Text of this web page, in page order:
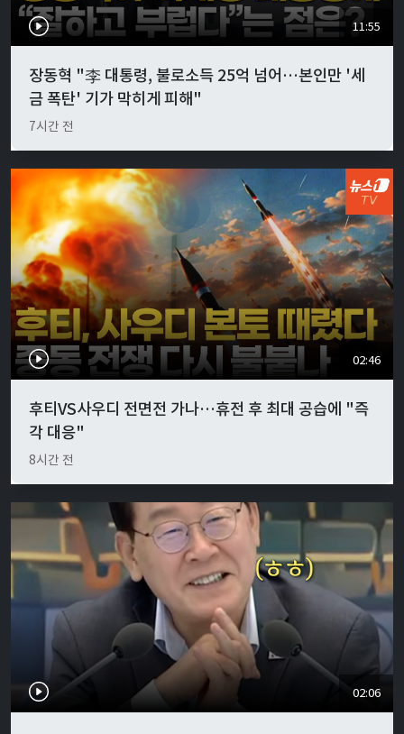
11:55
장동혁 "李 대통령, 불로소득 25억 넘어…본인만 '세
금 폭탄' 기가 막히게 피해"
7시간 전
02:46
후티VS사우디 전면전 가나…휴전 후 최대 공습에 "즉
각 대응"
8시간 전
02:06